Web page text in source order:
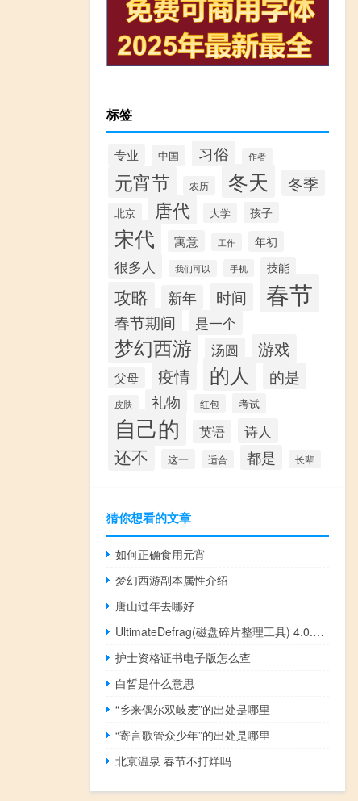
标签
专业 中国 习俗 作者
元宵节 农历 冬天 冬季
北京 唐代 大学 孩子
宋代 寓意 工作 年初
很多人 我们可以 手机 技能
攻略 新年 时间 春节
春节期间 是一个
梦幻西游 汤圆 游戏
父母 疫情 的人 的是
皮肤 礼物 红包 考试
自己的 英语 诗人
还不 这一 适合 都是 长辈
猜你想看的文章
如何正确食用元宵
梦幻西游副本属性介绍
唐山过年去哪好
UltimateDefrag(磁盘碎片整理工具) 4.0.98.0 官方免费版（UltimateDefrag(磁盘碎片整理工具) 4.0.98.0 官方免费版功能简介）
护士资格证书电子版怎么查
白晳是什么意思
“乡来偶尔双岐麦”的出处是哪里
“寄言歌管众少年”的出处是哪里
北京温泉 春节不打烊吗